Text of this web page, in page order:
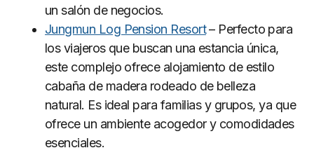
un salón de negocios.
Jungmun Log Pension Resort– Perfecto para
los viajeros que buscan una estancia única,
este complejo ofrece alojamiento de estilo
cabaña de madera rodeado de belleza
natural. Es ideal para familias y grupos, ya que
ofrece un ambiente acogedor y comodidades
esenciales.